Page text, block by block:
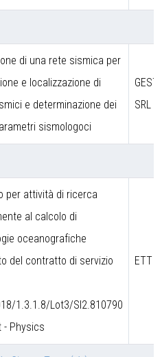
di una rete sismica per
e localizzazione di
e determinazione dei
sismologoci
SRL
per attività di ricerca
al calcolo di
oceanografiche
del contratto di servizio
1.3.1.8/Lot3/SI2.810790
- Physics
ETT